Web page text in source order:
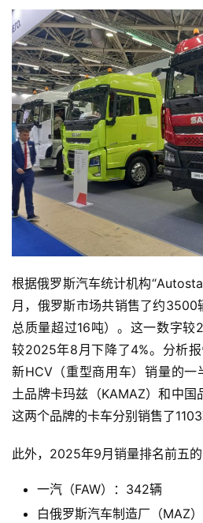
根据俄罗斯汽车统计机构
月，俄罗斯市场共销售了约3500
总质量超过16吨）。这一数字较
较2025年8月下降了4%。分析
新HCV（重型商用车）销量的
土品牌卡玛兹（KAMAZ）和中国
这两个品牌的卡车分别销售了1103
此外，2025年9月销量排名前五的
一汽（FAW）：342辆
白俄罗斯汽车制造厂（MAZ